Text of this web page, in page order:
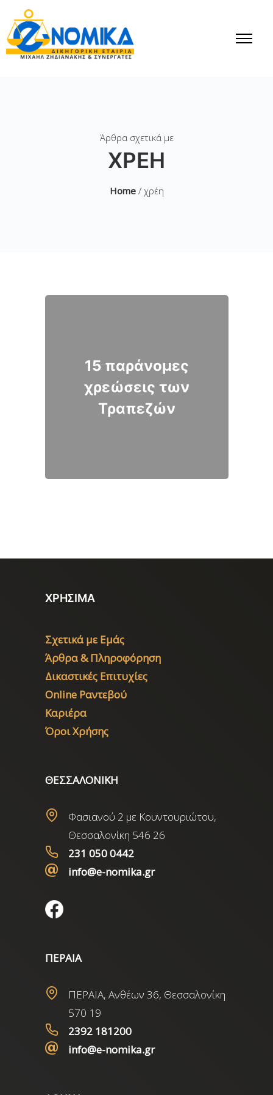
Άρθρα σχετικά με
ΧΡΈΗ
Home/ χρέη
15 παράνομες
χρεώσεις των
Τραπεζών
ΧΡΗΣΙΜΑ
Σχετικά με Εμάς
Άρθρα & Πληροφόρηση
Δικαστικές Επιτυχίες
Online Ραντεβού
Καριέρα
Όροι Χρήσης
ΘΕΣΣΑΛΟΝΙΚΗ
Φασιανού 2 με Κουντουριώτου,
Θεσσαλονίκη 546 26
231 050 0442
info@e-nomika.gr
ΠΕΡΑΙΑ
ΠΕΡΑΙΑ, Ανθέων 36, Θεσσαλονίκη
570 19
2392 181200
info@e-nomika.gr